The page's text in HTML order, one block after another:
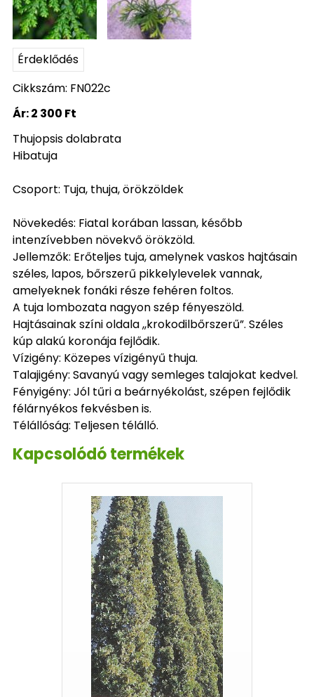
Érdeklődés
Cikkszám: FN022c
Ár:2 300 Ft
Thujopsis dolabrata
Hibatuja
Csoport: Tuja, thuja, örökzöldek
Növekedés: Fiatal korában lassan, később
intenzívebben növekvő örökzöld.
Jellemzők: Erőteljes tuja, amelynek vaskos hajtásain
széles, lapos, bőrszerű pikkelylevelek vannak,
amelyeknek fonáki része fehéren foltos.
A tuja lombozata nagyon szép fényeszöld.
Hajtásainak színi oldala ,,krokodilbőrszerű”. Széles
kúp alakú koronája fejlődik.
Vízigény: Közepes vízigényű thuja.
Talajigény: Savanyú vagy semleges talajokat kedvel.
Fényigény: Jól tűri a beárnyékolást, szépen fejlődik
félárnyékos fekvésben is.
Télállóság: Teljesen télálló.
Kapcsolódó termékek